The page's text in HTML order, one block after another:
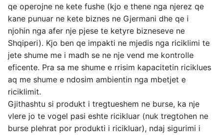
qe operojne ne kete fushe (kjo e thene nga njerez qe
kane punuar ne kete biznes ne Gjermani dhe qe i
njohin nga afer nje pjese te ketyre bizneseve ne
Shqiperi). Kjo ben qe impakti ne mjedis nga riciklimi te
jete shume me i madh se ne nje vend me kontrolle
eficente. Pra sa me shume e rrisim kapacitetin riciklues
aq me shume e ndosim ambientin nga mbetjet e
riciklimit.
Gjithashtu si produkt i tregtueshem ne burse, ka nje
vlere jo te vogel pasi eshte ricikluar (nuk tregtohen ne
burse plehrat por produkti i ricikluar), ndaj sigurimi i